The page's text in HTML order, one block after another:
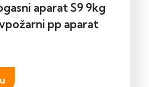
aparat S9 9kg
pp aparat